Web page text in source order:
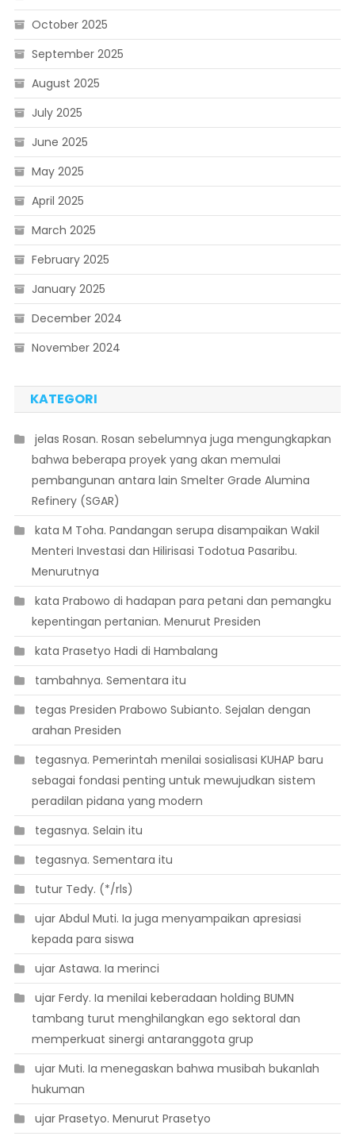
October 2025
September 2025
August 2025
July 2025
June 2025
May 2025
April 2025
March 2025
February 2025
January 2025
December 2024
November 2024
KATEGORI
 jelas Rosan. Rosan sebelumnya juga mengungkapkan
bahwa beberapa proyek yang akan memulai
pembangunan antara lain Smelter Grade Alumina
Refinery (SGAR)
 kata M Toha. Pandangan serupa disampaikan Wakil
Menteri Investasi dan Hilirisasi Todotua Pasaribu.
Menurutnya
 kata Prabowo di hadapan para petani dan pemangku
kepentingan pertanian. Menurut Presiden
 kata Prasetyo Hadi di Hambalang
 tambahnya. Sementara itu
 tegas Presiden Prabowo Subianto. Sejalan dengan
arahan Presiden
 tegasnya. Pemerintah menilai sosialisasi KUHAP baru
sebagai fondasi penting untuk mewujudkan sistem
peradilan pidana yang modern
 tegasnya. Selain itu
 tegasnya. Sementara itu
 tutur Tedy. (*/rls)
 ujar Abdul Muti. Ia juga menyampaikan apresiasi
kepada para siswa
 ujar Astawa. Ia merinci
 ujar Ferdy. Ia menilai keberadaan holding BUMN
tambang turut menghilangkan ego sektoral dan
memperkuat sinergi antaranggota grup
 ujar Muti. Ia menegaskan bahwa musibah bukanlah
hukuman
 ujar Prasetyo. Menurut Prasetyo